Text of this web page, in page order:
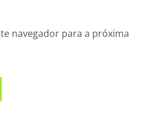
navegador para a próxima